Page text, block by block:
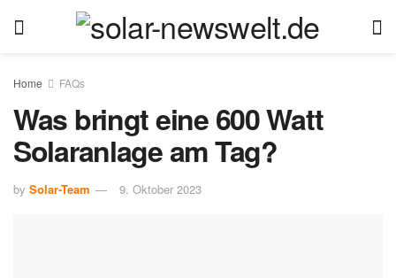
Home FAQs
Was bringt eine 600 Watt
Solaranlage am Tag?
by Solar-Team 9. Oktober 2023